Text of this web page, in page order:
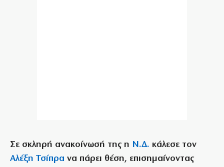
Σε σκληρή ανακοίνωσή της η Ν.Δ. κάλεσε τον
Αλέξη Τσίπρα να πάρει θέση, επισημαίνοντας